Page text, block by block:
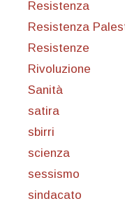
Resistenza
Resistenza
Resistenze
Rivoluzione
Sanità
satira
sbirri
scienza
sessismo
sindacato